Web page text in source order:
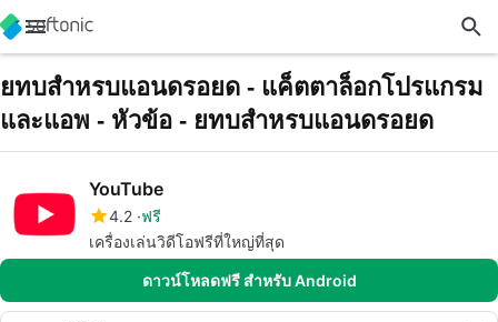
ยทบสำหรบแอนดรอยด - แค็ตตาล็อกโปรแกรม
และแอพ - หัวข้อ - ยทบสำหรบแอนดรอยด
YouTube
4.2 ฟรี
เครื่องเล่นวิดีโอฟรีที่ใหญ่ที่สุด
ดาวน์โหลดฟรี สำหรับ Android